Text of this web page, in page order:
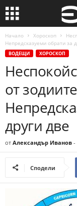
Начало Хороскоп
Непредсказуеми обрати за
ВОДЕЩИ ХОРОСКОП
от
други две
от Александър Иванов -
Сподели